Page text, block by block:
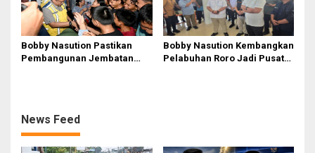
Bobby Nasution Pastikan
Pembangunan Jembatan
Bobby Nasution Kembangkan
Pelabuhan Roro Jadi Pusat
News Feed